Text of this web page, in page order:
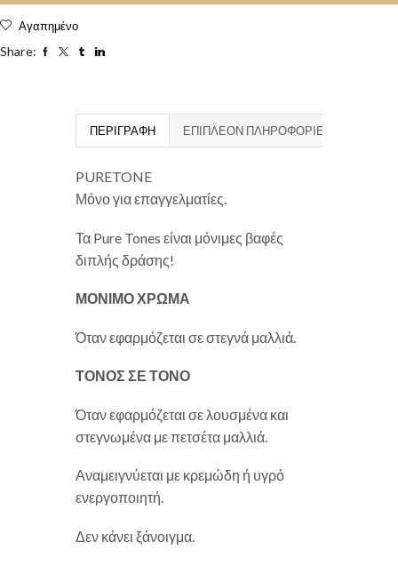
Αγαπημένο
Share:
ΠΕΡΙΓΡΑΦΉ ΕΠΙΠΛΈΟΝ ΠΛΗΡΟΦΟΡΊΕΣ
PURETONE
Μόνο για επαγγελματίες.
Τα Pure Tones είναι μόνιμες βαφές
διπλής δράσης!
ΜΟΝΙΜΟ ΧΡΩΜΑ
Όταν εφαρμόζεται σε στεγνά μαλλιά.
ΤΟΝΟΣ ΣΕ ΤΟΝΟ
Όταν εφαρμόζεται σε λουσμένα και
στεγνωμένα με πετσέτα μαλλιά.
Αναμειγνύεται με κρεμώδη ή υγρό
ενεργοποιητή.
Δεν κάνει ξάνοιγμα.